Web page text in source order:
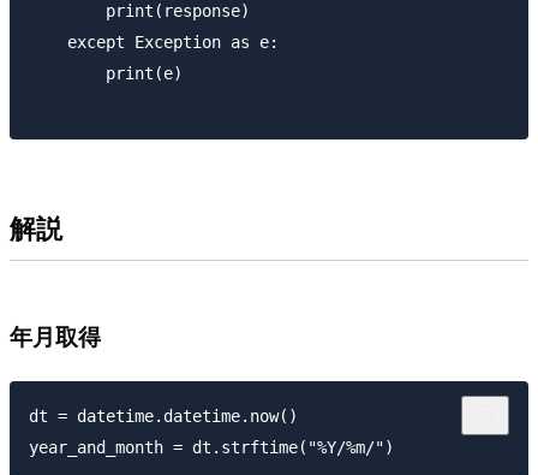
        print(response)
    except Exception as e:
        print(e)
解説
年月取得
dt = datetime.datetime.now()